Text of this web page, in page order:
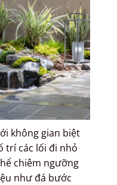
không gian biệt
trí các lối đi nhỏ
chiêm ngưỡng
như đá bước